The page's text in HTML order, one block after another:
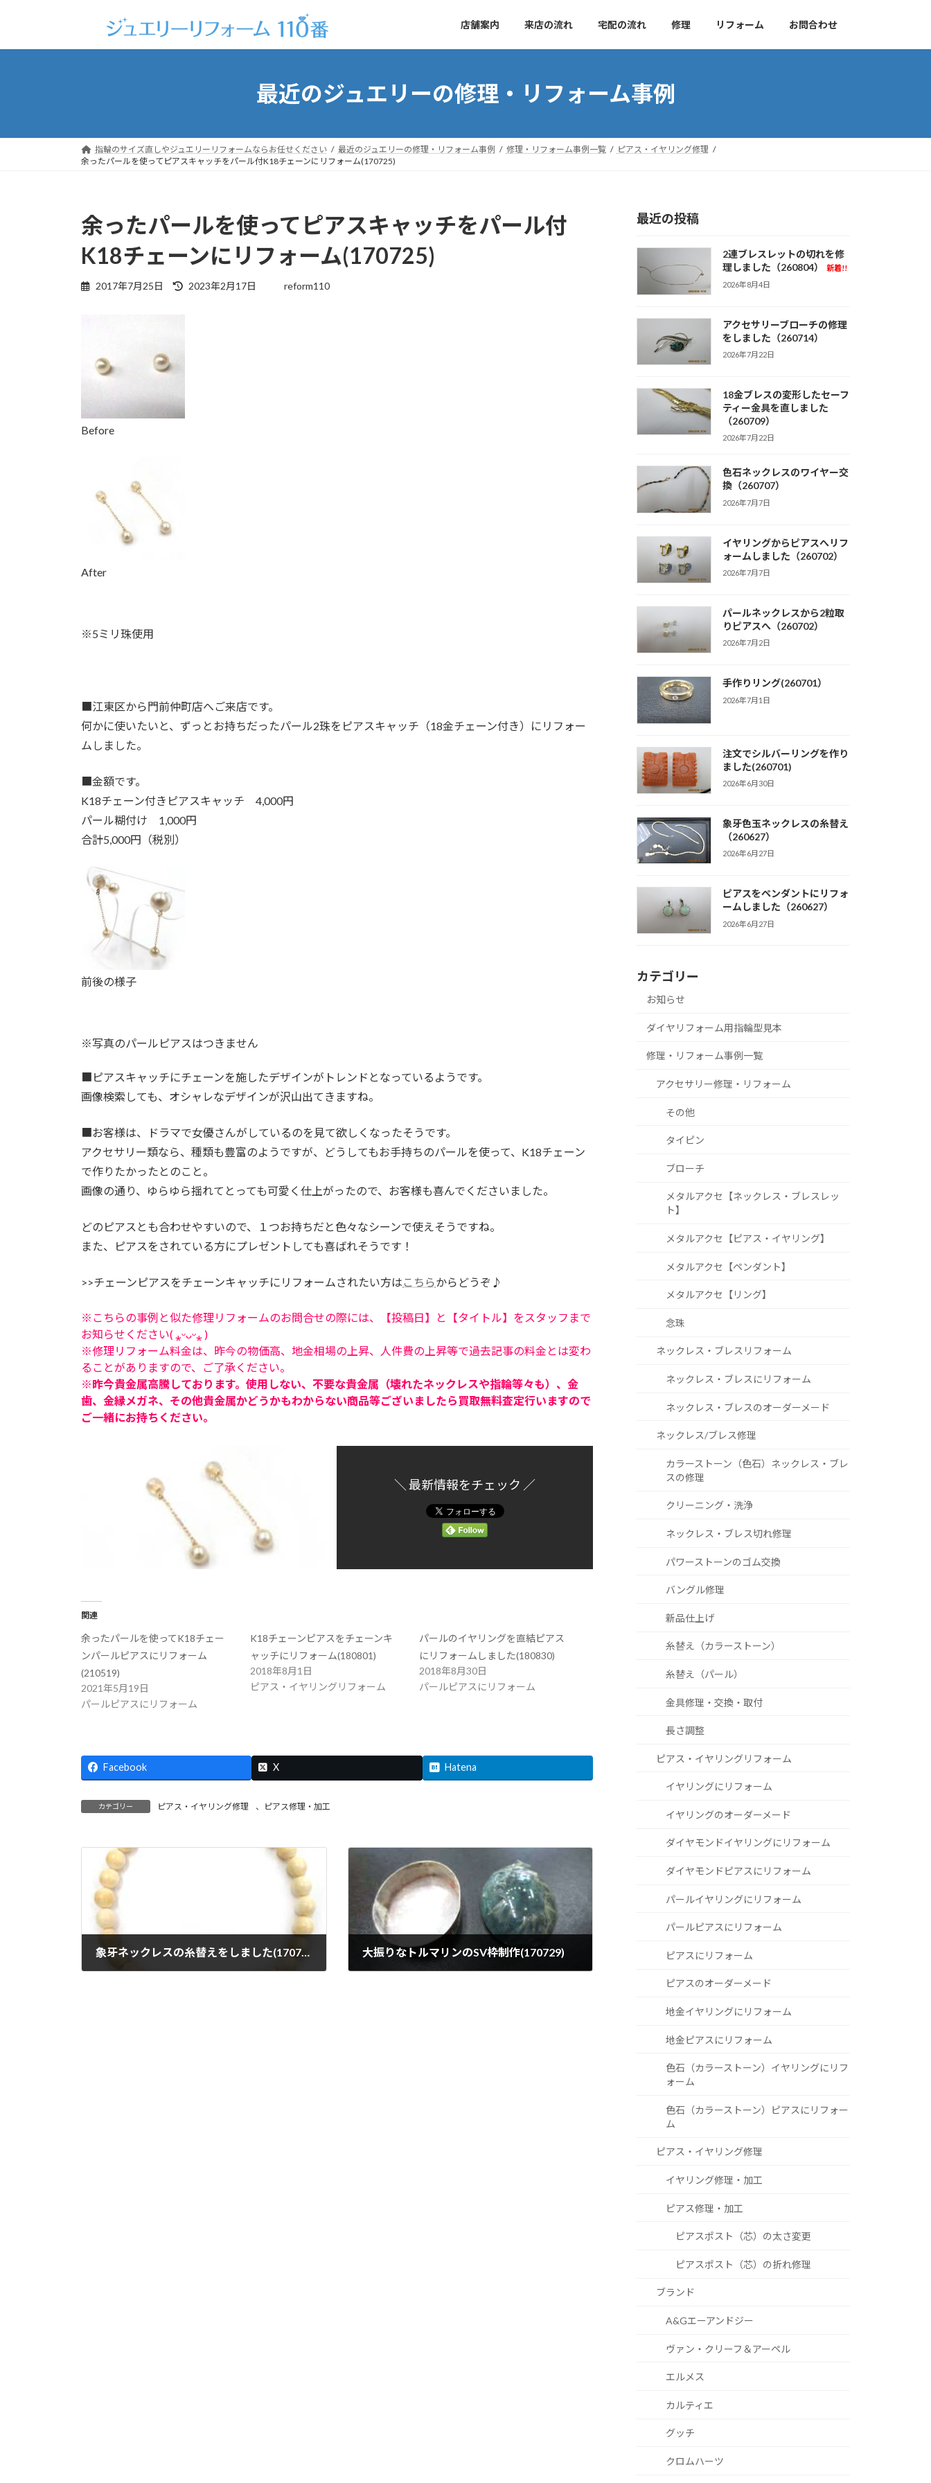
ッ
移
店舗案内 来店の流れ 宅配の流れ 修理 リフォーム お問合わせ
最近のジュエリーの修理・リフォーム事例
指輪のサイズ直しやジュエリーリフォームならお任せください 最近のジュエリーの修理・リフォーム事例 修理・リフォーム事例一覧
ピアス・イヤリング修理
余ったパールを使ってピアスキャッチをパール付K18チェーンにリフォーム(170725)
余ったパールを使ってピアスキャッチをパール付
K18チェーンにリフォーム(170725)
2017年7月25日
最
2023年2月17日 reform110
Before
After
※5ミリ珠使用
江東区から門前仲町店へご来店です。
何かに使いたいと、ずっとお持ちだったパール2珠をピアスキャッチ（18金チェーン付き）にリフォー
ムしました。
金額です。
K18チェーン付きピアスキャッチ 4,000円
パール糊付け 1,000円
合計5,000円（税別）
前後の様子
※写真のパールピアスはつきません
ピアスキャッチにチェーンを施したデザインがトレンドとなっているようです。
画像検索しても、オシャレなデザインが沢山出てきますね。
お客様は、ドラマで女優さんがしているのを見て欲しくなったそうです。
アクセサリー類なら、種類も豊富のようですが、どうしてもお手持ちのパールを使って、K18チェーン
で作りたかったとのこと。
画像の通り、ゆらゆら揺れてとっても可愛く仕上がったので、お客様も喜んでくださいました。
どのピアスとも合わせやすいので、１つお持ちだと色々なシーンで使えそうですね。
また、ピアスをされている方にプレゼントしても喜ばれそうです！
>>チェーンピアスをチェーンキャッチにリフォームされたい方は こちらからどうぞ♪
※こちらの事例と似た修理リフォームのお問合せの際には、【投稿日】と【タイトル】をスタッフまで
お知らせください( ⁎ᵕᴗᵕ⁎ )
※修理リフォーム料金は、昨今の物価高、地金相場の上昇、人件費の上昇等で過去記事の料金とは変わ
ることがありますので、ご了承ください。
※昨今貴金属高騰しております。使用しない、不要な貴金属（壊れたネックレスや指輪等々も）、金
歯、金縁メガネ、その他貴金属かどうかもわからない商品等ございましたら買取無料査定行いますので
ご一緒にお持ちください。
＼ 最新情報をチェック ／
関連
余ったパールを使ってK18チェー
ンパールピアスにリフォーム
(210519)
2021年5月19日
パールピアスにリフォーム
K18チェーンピアスをチェーンキ
ャッチにリフォーム(180801)
2018年8月1日
ピアス・イヤリングリフォーム
パールのイヤリングを直結ピアス
にリフォームしました(180830)
2018年8月30日
パールピアスにリフォーム
Facebook X Hatena
カテゴリー ピアス・イヤリング修理 、 ピアス修理・加工
象牙ネックレスの糸替えをしました(170725) 大振りなトルマリンのSV枠制作(170729)
最近の投稿
2連ブレスレットの切れを修
理しました（260804）
新着!!
2026年8月4日
アクセサリーブローチの修理
をしました（260714）
2026年7月22日
18金ブレスの変形したセーフ
ティー金具を直しました
（260709）
2026年7月22日
色石ネックレスのワイヤー交
換（260707）
2026年7月7日
イヤリングからピアスへリフ
ォームしました（260702）
2026年7月7日
パールネックレスから2粒取
りピアスへ（260702）
2026年7月2日
手作りリング(260701）
2026年7月1日
注文でシルバーリングを作り
ました(260701)
2026年6月30日
象牙色玉ネックレスの糸替え
（260627）
2026年6月27日
ピアスをペンダントにリフォ
ームしました（260627）
2026年6月27日
カテゴリー
お知らせ
ダイヤリフォーム用指輪型見本
修理・リフォーム事例一覧
アクセサリー修理・リフォーム
その他
タイピン
ブローチ
メタルアクセ【ネックレス・ブレスレッ
ト】
メタルアクセ【ピアス・イヤリング】
メタルアクセ【ペンダント】
メタルアクセ【リング】
念珠
ネックレス・ブレスリフォーム
ネックレス・ブレスにリフォーム
ネックレス・ブレスのオーダーメード
ネックレス/ブレス修理
カラーストーン（色石）ネックレス・ブレ
スの修理
クリーニング・洗浄
ネックレス・ブレス切れ修理
パワーストーンのゴム交換
バングル修理
新品仕上げ
糸替え（カラーストーン）
糸替え（パール）
金具修理・交換・取付
長さ調整
ピアス・イヤリングリフォーム
イヤリングにリフォーム
イヤリングのオーダーメード
ダイヤモンドイヤリングにリフォーム
ダイヤモンドピアスにリフォーム
パールイヤリングにリフォーム
パールピアスにリフォーム
ピアスにリフォーム
ピアスのオーダーメード
地金イヤリングにリフォーム
地金ピアスにリフォーム
色石（カラーストーン）イヤリングにリフ
ォーム
色石（カラーストーン）ピアスにリフォー
ム
ピアス・イヤリング修理
イヤリング修理・加工
ピアス修理・加工
ピアスポスト（芯）の太さ変更
ピアスポスト（芯）の折れ修理
ブランド
A&Gエーアンドジー
ヴァン・クリーフ＆アーペル
エルメス
カルティエ
グッチ
クロムハーツ